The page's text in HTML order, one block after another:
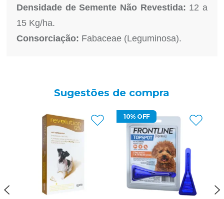
Densidade de Semente Não Revestida: 12 a
15 Kg/ha.
Consorciação: Fabaceae (Leguminosa).
Sugestões de compra
10% OFF